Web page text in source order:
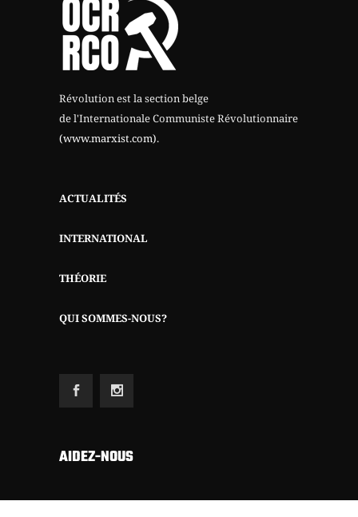
Révolution est la section belge
de l'Internationale Communiste Révolutionnaire
(www.marxist.com).
ACTUALITÉS
INTERNATIONAL
THÉORIE
QUI SOMMES-NOUS?
AIDEZ-NOUS